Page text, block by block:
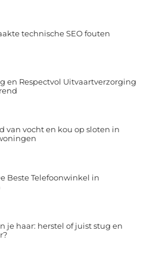
technische SEO fouten
en Respectvol Uitvaartverzorging
van vocht en kou op sloten in
Beste Telefoonwinkel in
je haar: herstel of juist stug en